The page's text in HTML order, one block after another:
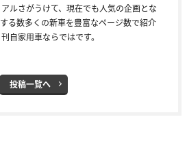
ルさがうけて、現在でも人気の企画とな
る数多くの新車を豊富なページ数で紹介
自家用車ならではです。
投稿一覧へ